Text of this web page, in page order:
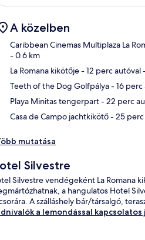
A közelben
Caribbean Cinemas Multiplaza La
- 0.6 km
La Romana kikötője- 12 perc autóval
Teeth of the Dog Golfpálya- 16 perc
Playa Minitas tengerpart- 22 perc
Casa de Campo jachtkikötő- 25
mutatása
Silvestre
Silvestre vendégeként La Romana
a hangulatos Hotel
A szálláshely bár/társalgó,
a lemondással